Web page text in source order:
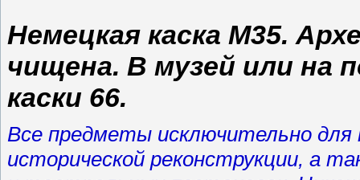
Немецкая каска М35.
чищена. В музей или на
каски 66.
Все предметы исключительно для
исторической реконструкции, а